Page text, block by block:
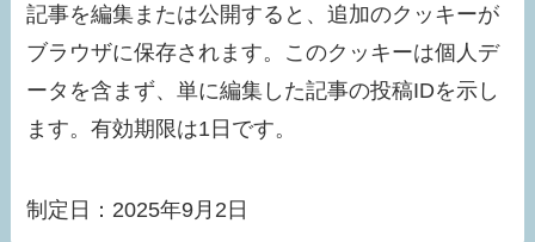
記事を編集または公開すると、追加のクッキーが
ブラウザに保存されます。このクッキーは個人デ
ータを含まず、単に編集した記事の投稿IDを示し
ます。有効期限は1日です。
制定日：2025年9月2日